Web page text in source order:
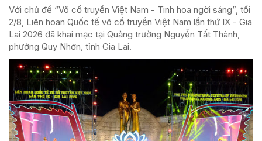
Với chủ đề “Võ cổ truyền Việt Nam - Tinh hoa ngời sáng”, tối
2/8, Liên hoan Quốc tế võ cổ truyền Việt Nam lần thứ IX - Gia
Lai 2026 đã khai mạc tại Quảng trường Nguyễn Tất Thành,
phường Quy Nhơn, tỉnh Gia Lai.